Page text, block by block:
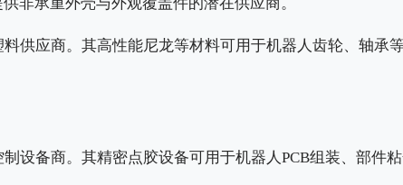
料供应商。其高性能尼龙等材料可用于机器人齿轮、轴承
设备商。其精密点胶设备可用于机器人PCB组装、部件